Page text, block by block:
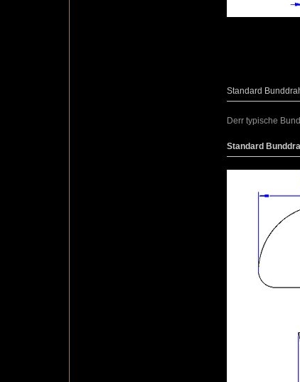
Standard
Derr typische
Standard